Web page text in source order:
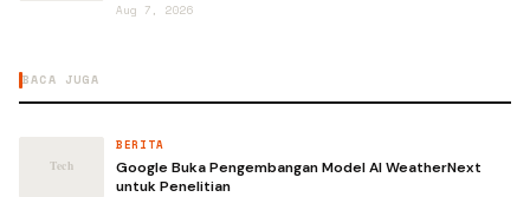
Aug 7, 2026
BACA JUGA
BERITA
Google Buka Pengembangan Model AI WeatherNext
untuk Penelitian